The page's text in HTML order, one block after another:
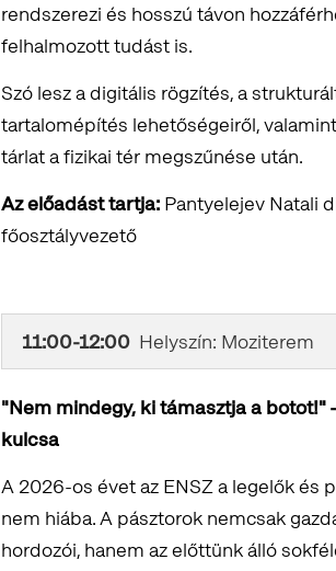
rendszerezi és hosszú távon
felhalmozott tudást is.
Szó lesz a digitális rögzítés, a
tartalomépítés lehetőségeiről,
tárlat a fizikai tér megszűnése után.
Az előadást tartja: Pantyelejev Natali
főosztályvezető
11:00-12:00 Helyszín: Moziterem
"Nem mindegy, ki támasztja a
kulcsa
A 2026-os évet az ENSZ a legelők és
nem hiába. A pásztorok nemcsak
hordozói, hanem az előttünk álló